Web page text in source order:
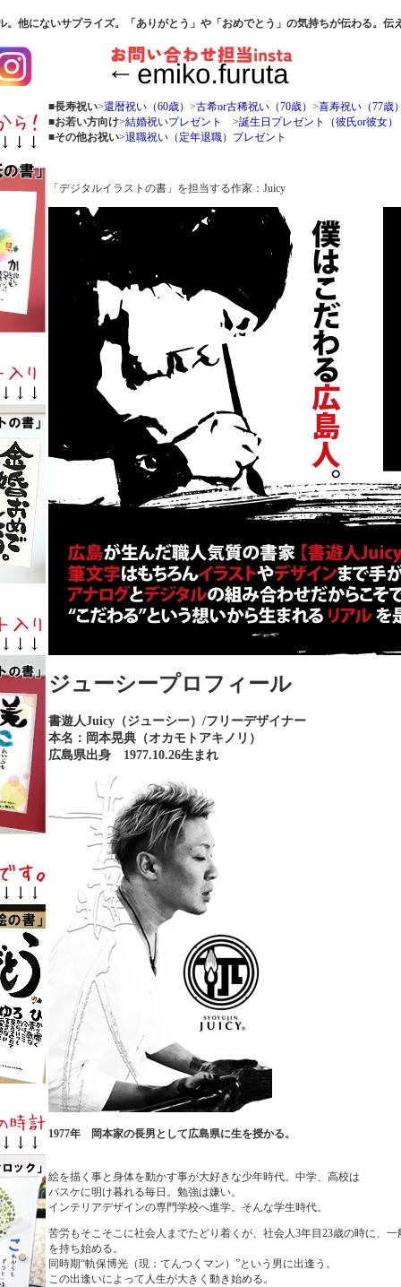
。他にないサプライズ。「ありがとう」や「おめでとう」の気持ちが伝わる。伝
■長寿祝い>還暦祝い（60歳） >古希or古稀祝い（70歳） >喜寿祝い（77歳
■お若い方向け>結婚祝いプレゼント
>誕生日プレゼント（彼氏or彼女）
■その他お祝い>退職祝い（定年退職）プレゼント
「デジタルイラストの書」を担当する作家：Juicy
ジューシープロフィール
書遊人Juicy（ジューシー）/フリーデザイナー
本名：岡本晃典（オカモトアキノリ）
広島県出身 1977.10.26生まれ
1977年 岡本家の長男として広島県に生を授かる。
絵を描く事と身体を動かす事が大好きな少年時代。中学、高校は
バスケに明け暮れる毎日。勉強は嫌い。
インテリアデザインの専門学校へ進学。そんな学生時代。
苦労もそこそこに社会人までたどり着くが、社会人3年目23歳の時に、
を持ち始める。
同時期“軌保博光（現：てんつくマン）”という男に出逢う。
この出逢いによって人生が大きく動き始める。